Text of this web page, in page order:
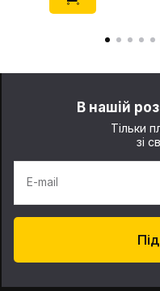
В нашій
Тільки
зі
E-mail